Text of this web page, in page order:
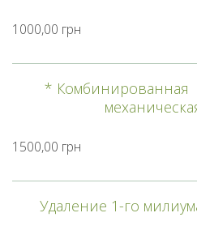
1000,00 грн
* Комбинированная
1500,00 грн
Удаление 1-го